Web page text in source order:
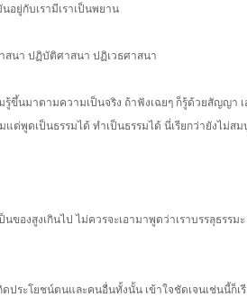
อยู่กับเรามีเราเป็นพยาน
สนา ปฏิบัติศาสนา ปฏิเวธศาสนา
รู้ขึ้นมาตามความเป็นจริง ถ้าฟังเฉยๆ ก็รู้ด้วยสัญญา
มแต่พูดเป็นธรรมได้ ทำเป็นธรรมได้ นี่เรียกว่ายังไ
นของสูงเกินไป ไม่ควรจะเอามาพูดว่าเราบรรลุธรร
ระโยชน์ตนและคนอื่นทั้งนั้น เข้าใจชัดเจนเช่นนี้ก็เ